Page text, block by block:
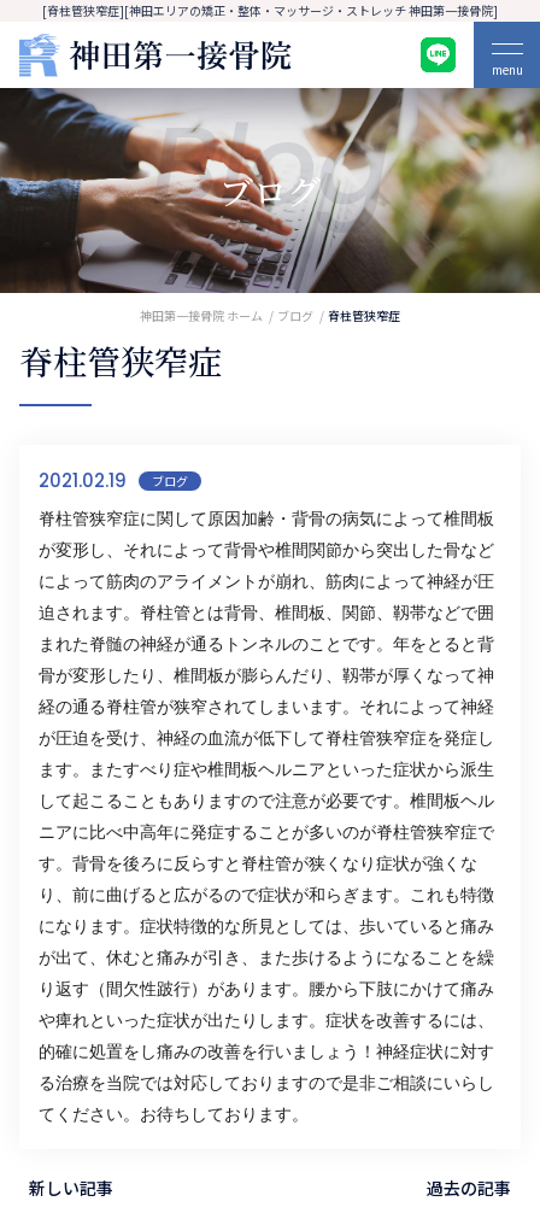
[脊柱管狭窄症][神田エリアの矯正・整体・マッサージ・ストレッチ 神田第一接骨院]
menu
Blog
ブログ
神田第一接骨院 ホーム ブログ 脊柱管狭窄症
脊柱管狭窄症
2021.02.19 ブログ
脊柱管狭窄症に関して原因加齢・背骨の病気によって椎間板
が変形し、それによって背骨や椎間関節から突出した骨など
によって筋肉のアライメントが崩れ、筋肉によって神経が圧
迫されます。脊柱管とは背骨、椎間板、関節、靱帯などで囲
まれた脊髄の神経が通るトンネルのことです。年をとると背
骨が変形したり、椎間板が膨らんだり、靱帯が厚くなって神
経の通る脊柱管が狭窄されてしまいます。それによって神経
が圧迫を受け、神経の血流が低下して脊柱管狭窄症を発症し
ます。またすべり症や椎間板ヘルニアといった症状から派生
して起こることもありますので注意が必要です。椎間板ヘル
ニアに比べ中高年に発症することが多いのが脊柱管狭窄症で
す。背骨を後ろに反らすと脊柱管が狭くなり症状が強くな
り、前に曲げると広がるので症状が和らぎます。これも特徴
になります。症状特徴的な所見としては、歩いていると痛み
が出て、休むと痛みが引き、また歩けるようになることを繰
り返す（間欠性跛行）があります。腰から下肢にかけて痛み
や痺れといった症状が出たりします。症状を改善するには、
的確に処置をし痛みの改善を行いましょう！神経症状に対す
る治療を当院では対応しておりますので是非ご相談にいらし
てください。お待ちしております。
新しい記事 過去の記事